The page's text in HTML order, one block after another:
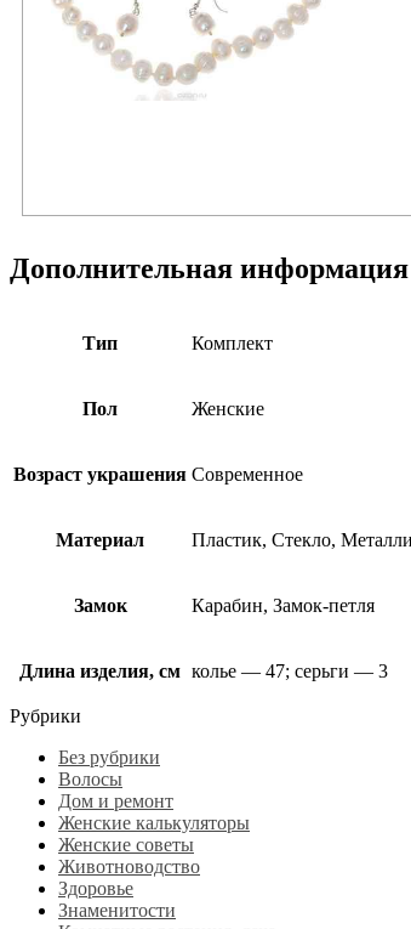
Дополнительная информация
Тип Комплект
Пол Женские
Возраст украшения Современное
Материал Пластик, Стекло,
Замок Карабин, Замок-петля
Длина изделия, см колье — 47; серьги — 3
Рубрики
Без рубрики
Волосы
Дом и ремонт
Женские калькуляторы
Женские советы
Животноводство
Здоровье
Знаменитости